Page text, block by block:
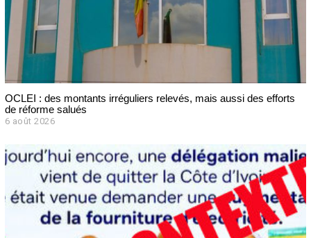
OCLEI : des montants irréguliers relevés, mais aussi des efforts
de réforme salués
6 août 2026